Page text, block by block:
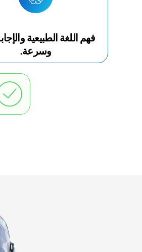
فهم اللغة الطبيعية
وسرعة.